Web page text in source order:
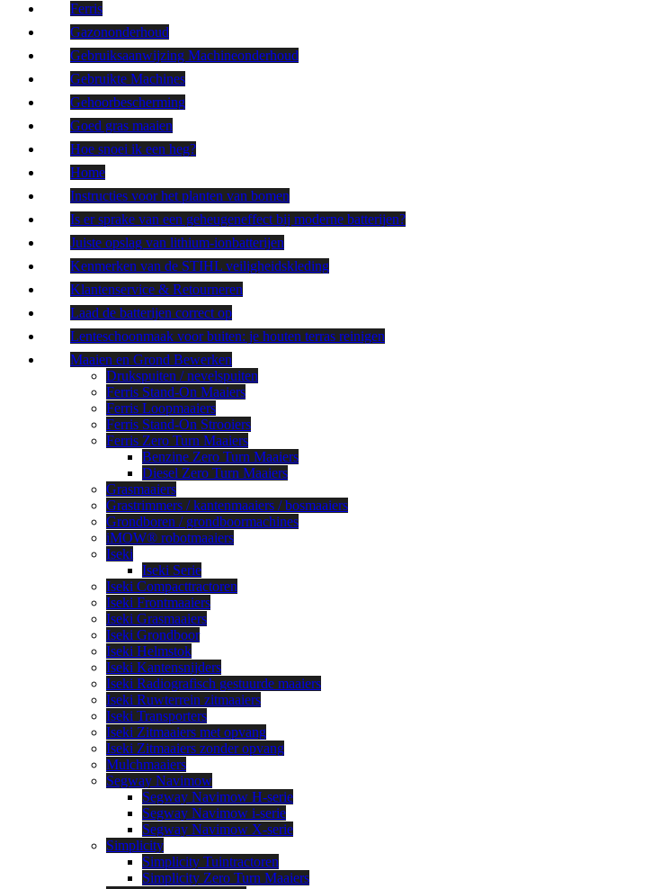
Ferris
Gazononderhoud
Gebruiksaanwijzing Machineonderhoud
Gebruikte Machines
Gehoorbescherming
Goed gras maaien
Hoe snoei ik een heg?
Home
Instructies voor het planten van bomen
Is er sprake van een geheugeneffect bij moderne batterijen?
Juiste opslag van lithium-ionbatterijen
Kenmerken van de STIHL veiligheidskleding
Klantenservice & Retourneren
Laad de batterijen correct op
Lenteschoonmaak voor buiten: je houten terras reinigen
Maaien en Grond Bewerken
Drukspuiten / nevelspuiten
Ferris Stand-On Maaiers
Ferris Loopmaaiers
Ferris Stand-On Strooiers
Ferris Zero Turn Maaiers
Benzine Zero Turn Maaiers
Diesel Zero Turn Maaiers
Grasmaaiers
Grastrimmers / kantenmaaiers / bosmaaiers
Grondboren / grondboormachines
iMOW® robotmaaiers
Iseki
Iseki Serie
Iseki Compacttractoren
Iseki Frontmaaiers
Iseki Grasmaaiers
Iseki Grondboor
Iseki Helmstok
Iseki Kantensnijders
Iseki Radiografisch gestuurde maaiers
Iseki Ruwterrein zitmaaiers
Iseki Transporters
Iseki Zitmaaiers met opvang
Iseki Zitmaaiers zonder opvang
Mulchmaaiers
Segway Navimow
Segway Navimow H-serie
Segway Navimow i-serie
Segway Navimow X-serie
Simplicity
Simplicity Tuintractoren
Simplicity Zero Turn Maaiers